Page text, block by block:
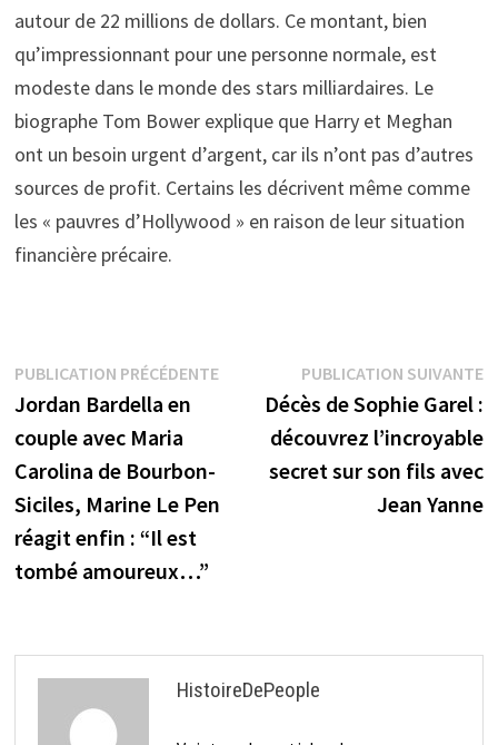
autour de 22 millions de dollars. Ce montant, bien
qu’impressionnant pour une personne normale, est
modeste dans le monde des stars milliardaires. Le
biographe Tom Bower explique que Harry et Meghan
ont un besoin urgent d’argent, car ils n’ont pas d’autres
sources de profit. Certains les décrivent même comme
les « pauvres d’Hollywood » en raison de leur situation
financière précaire.
Navigation
de
l’article
PUBLICATION PRÉCÉDENTEPublication
précédente :
Jordan Bardella en
couple avec Maria
Carolina de Bourbon-
Siciles, Marine Le Pen
réagit enfin : “Il est
tombé amoureux…”
PUBLICATION SUIVANTE
Décès de Sophie Garel :
découvrez l’incroyable
secret sur son fils avec
Jean Yanne
HistoireDePeople